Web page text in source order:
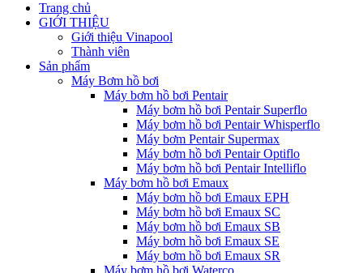
Trang chủ
GIỚI THIỆU
Giới thiệu Vinapool
Thành viên
Sản phẩm
Máy Bơm hồ bơi
Máy bơm hồ bơi Pentair
Máy bơm hồ bơi Pentair Superflo
Máy bơm hồ bơi Pentair Whisperflo
Máy bơm Pentair Supermax
Máy bơm hồ bơi Pentair Optiflo
Máy bơm hồ bơi Pentair Intelliflo
Máy bơm hồ bơi Emaux
Máy bơm hồ bơi Emaux EPH
Máy bơm hồ bơi Emaux SC
Máy bơm hồ bơi Emaux SB
Máy bơm hồ bơi Emaux SE
Máy bơm hồ bơi Emaux SR
Máy bơm hồ bơi Waterco